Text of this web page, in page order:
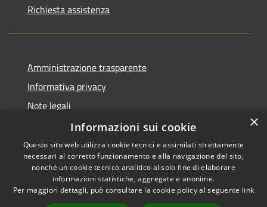
Richiesta assistenza
Amministrazione trasparente
Informativa privacy
Note legali
Dichiarazione di accessibilità
RSS
Accessibilità
Copyright © 2026 • Comune di
×
Informazioni sui cookie
Questo sito web utilizza cookie tecnici e assimilati strettamente
necessari al corretto funzionamento e alla navigazione del sito,
nonché un cookie tecnico analitico al solo fine di elaborare
informazioni statistiche, aggregate e anonime.
Per maggiori dettagli, può consultare la cookie policy al seguente link